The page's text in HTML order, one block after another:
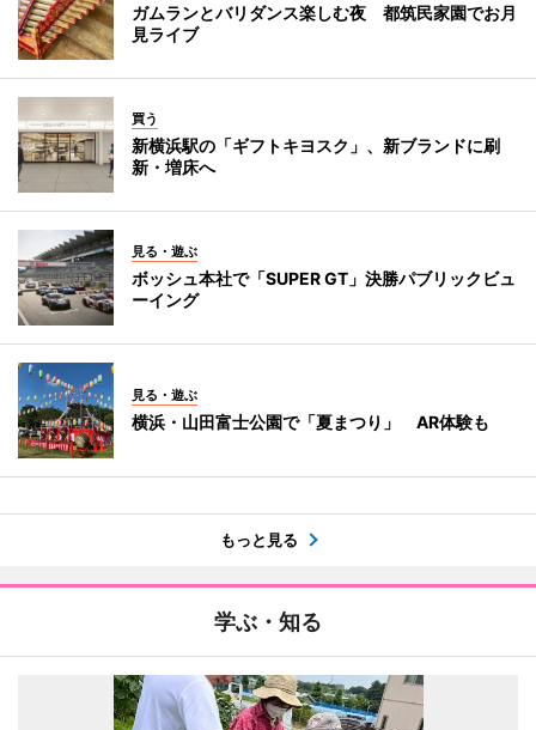
ガムランとバリダンス楽しむ夜 都筑民家園でお月
見ライブ
買う
新横浜駅の「ギフトキヨスク」、新ブランドに刷
新・増床へ
見る・遊ぶ
ボッシュ本社で「SUPER GT」決勝パブリックビュ
ーイング
見る・遊ぶ
横浜・山田富士公園で「夏まつり」 AR体験も
もっと見る
学ぶ・知る